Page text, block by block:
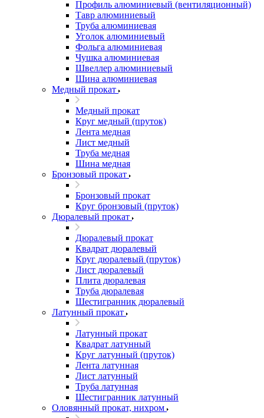
Профиль алюминиевый (вентиляционный)
Тавр алюминиевый
Труба алюминиевая
Уголок алюминиевый
Фольга алюминиевая
Чушка алюминиевая
Швеллер алюминиевый
Шина алюминиевая
Медный прокат
Медный прокат
Круг медный (пруток)
Лента медная
Лист медный
Труба медная
Шина медная
Бронзовый прокат
Бронзовый прокат
Круг бронзовый (пруток)
Дюралевый прокат
Дюралевый прокат
Квадрат дюралевый
Круг дюралевый (пруток)
Лист дюралевый
Плита дюралевая
Труба дюралевая
Шестигранник дюралевый
Латунный прокат
Латунный прокат
Квадрат латунный
Круг латунный (пруток)
Лента латунная
Лист латунный
Труба латунная
Шестигранник латунный
Оловянный прокат, нихром